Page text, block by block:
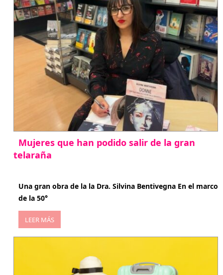
Mujeres que han podido salir de la gran
telaraña
Una gran obra de la la Dra. Silvina Bentivegna En el marco
de la 50°
LEER MÁS